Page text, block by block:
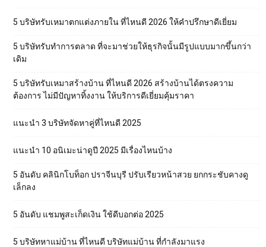
5 บริษัทรับเหมาตกแต่งภายใน ที่ไหนดี 2026 ให้คำปรึกษาดีเยี่ยม
5 บริษัทรับทำการตลาด ที่จะมาช่วยให้ธุรกิจนั้นมีรูปแบบมากขึ้นกว่า
เดิม
5 บริษัทรับเหมาสร้างบ้าน ที่ไหนดี 2026 สร้างบ้านได้ตรงความ
ต้องการ ไม่มีปัญหาทิ้งงาน ให้บริการดีเยี่ยมคุ้มราคา
แนะนำ 3 บริษัทจัดหาคู่ที่ไหนดี 2025
แนะนำ 10 อนิเมะน่าดูปี 2025 มีเรื่องไหนบ้าง
5 อันดับ คลินิกโบท็อก ปราจีนบุรี ปรับเรียวหน้าสวย ยกกระชับคางดู
เล็กลง
5 อันดับ แชมพูสะเก็ดเงิน ใช้ดีบอกต่อ 2025
5 บริษัทหาแม่บ้าน ที่ไหนดี บริษัทแม่บ้าน ที่กำลังมาแรง